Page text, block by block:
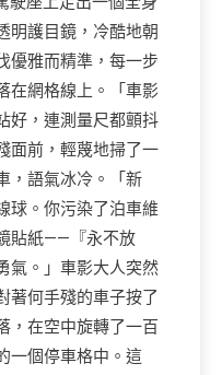
明護目鏡，冷酷地朝
優雅而精準，每一步
在網格線上。「車影
好，連測量尺都顫抖
面前，輕蔑地掃了一
，語氣冰冷。「新
球。你污染了泊車維
貼紙——『永不放
氣。」車影大人突然
著何手殘的車子按了
，在空中旋轉了一百
一個停車格中。這